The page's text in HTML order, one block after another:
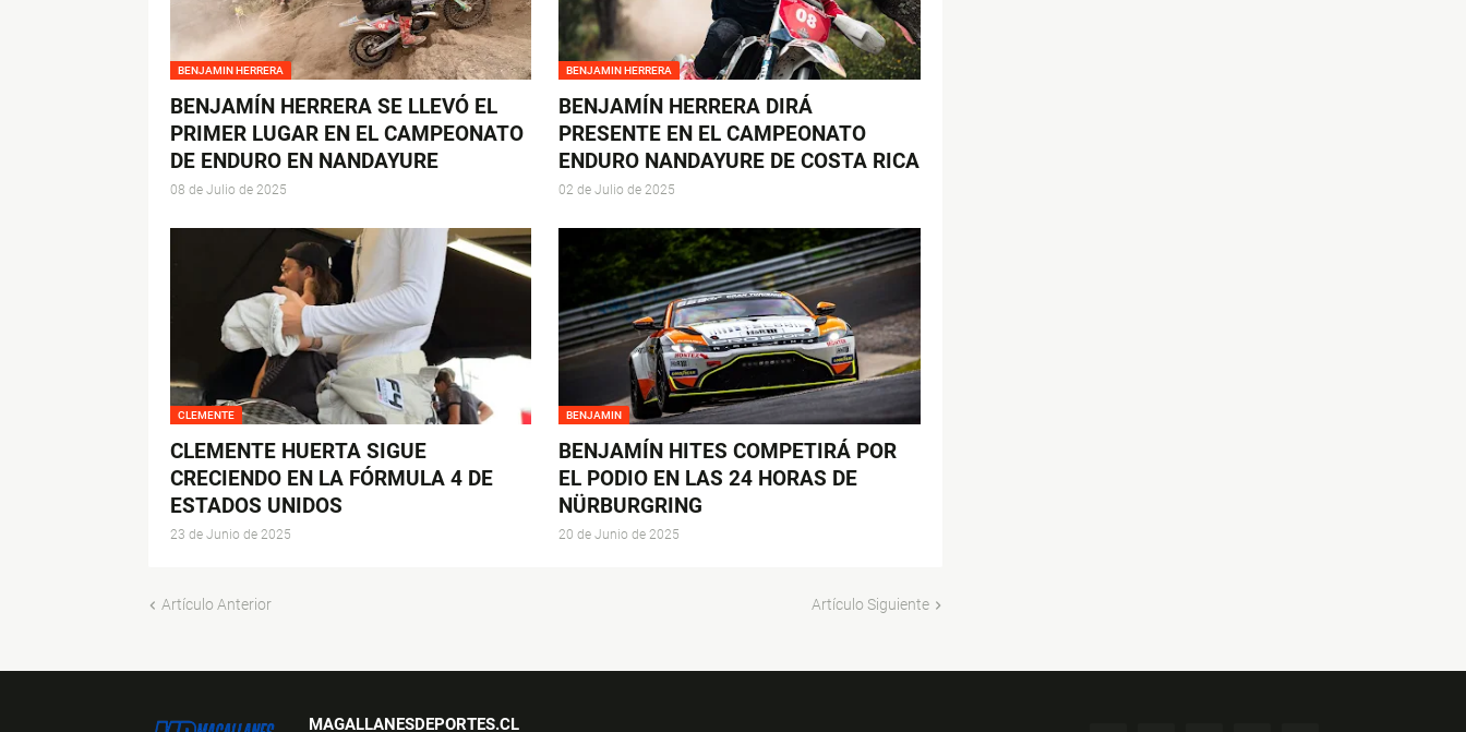
BENJAMIN HERRERA
BENJAMÍN HERRERA SE LLEVÓ EL
PRIMER LUGAR EN EL CAMPEONATO
DE ENDURO EN NANDAYURE
08 de Julio de 2025
BENJAMIN HERRERA
BENJAMÍN HERRERA DIRÁ
PRESENTE EN EL CAMPEONATO
ENDURO NANDAYURE DE COSTA RICA
02 de Julio de 2025
CLEMENTE
CLEMENTE HUERTA SIGUE
CRECIENDO EN LA FÓRMULA 4 DE
ESTADOS UNIDOS
23 de Junio de 2025
BENJAMIN
BENJAMÍN HITES COMPETIRÁ POR
EL PODIO EN LAS 24 HORAS DE
NÜRBURGRING
20 de Junio de 2025
Artículo Anterior Artículo Siguiente
MAGALLANESDEPORTES.CL